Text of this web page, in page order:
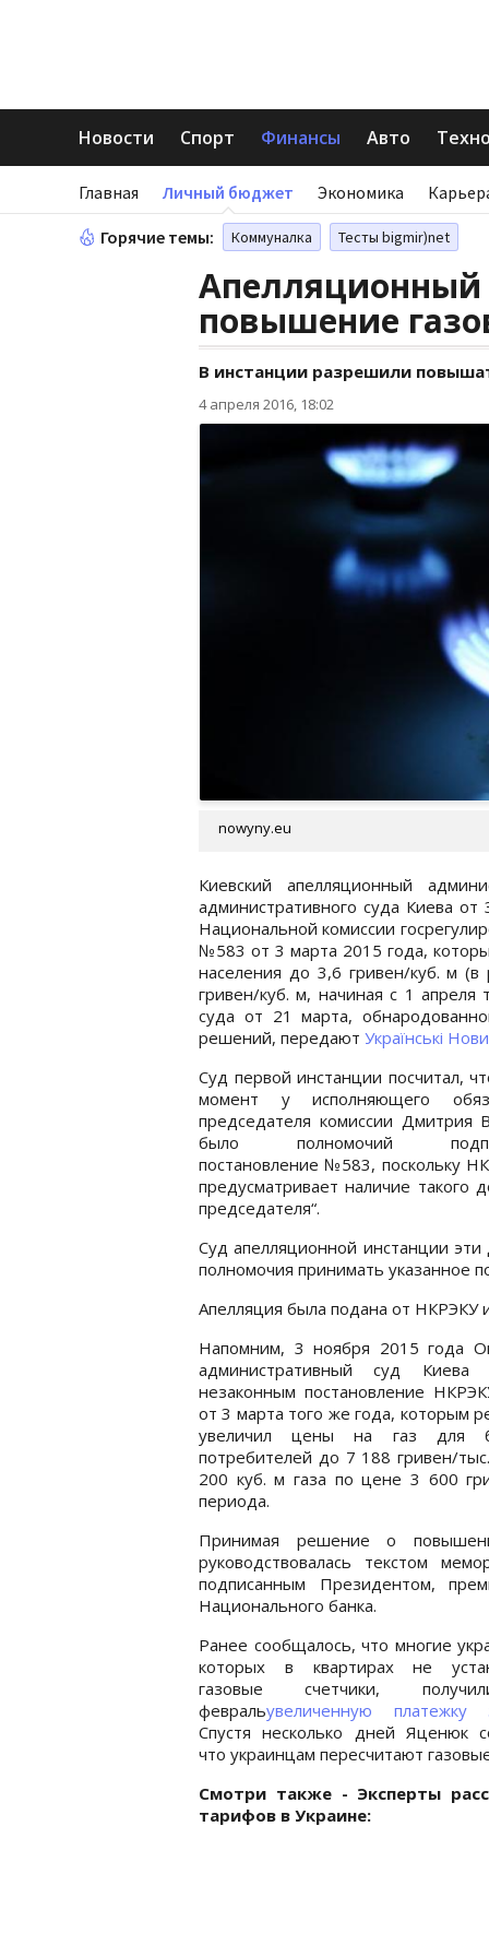
Новости Спорт Финансы Авто Техно
Главная Личный бюджет Экономика
Горячие темы: Коммуналка Тесты bigmir)net
Апелляционный
повышение
В инстанции разрешили
4 апреля 2016, 18:02
nowyny.eu
Киевский апелляционный
административного суда Киева
Национальной комиссии
№583 от 3 марта 2015 года,
населения до 3,6 гривен/куб. м
гривен/куб. м, начиная с 1 апреля
суда от 21 марта,
решений, передают Українські
Суд первой инстанции посчитал,
момент у исполняющего
председателя комиссии Дмитрия
было полномочий
постановление №583, поскольку
предусматривает наличие такого
председателя“.
Суд апелляционной инстанции
полномочия принимать указанное
Апелляция была подана от НКРЭКУ
Напомним, 3 ноября 2015 года
административный суд Киева
незаконным постановление
от 3 марта того же года, которым
увеличил цены на газ для
потребителей до 7 188 гривен/
200 куб. м газа по цене 3 600
периода.
Принимая решение о
руководствовалась текстом
подписанным Президентом,
Национального банка.
Ранее сообщалось, что многие
которых в квартирах не
газовые счетчики,
февральувеличенную платежку
Спустя несколько дней Яценюк
что украинцам пересчитают
Смотри также - Эксперты
тарифов в Украине: